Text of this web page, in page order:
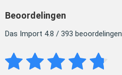
Beoordelingen
Das Import 4.8 / 393 beoordelingen